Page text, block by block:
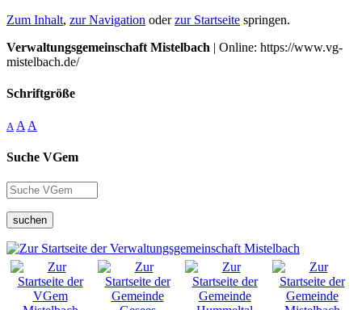
Zum Inhalt, zur Navigation oderzur Startseite springen.
Verwaltungsgemeinschaft Mistelbach | Online: https://www.vg-
mistelbach.de/
Schriftgröße
A A A
Suche VGem
suchen